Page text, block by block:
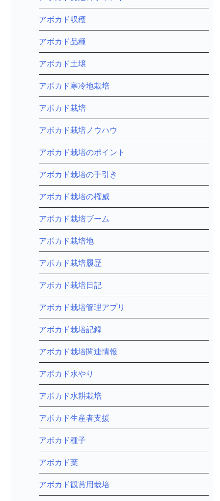
アボカド収穫
アボカド品種
アボカド土壌
アボカド寒冷地栽培
アボカド栽培
アボカド栽培ノウハウ
アボカド栽培のポイント
アボカド栽培の手引き
アボカド栽培の権威
アボカド栽培ブーム
アボカド栽培地
アボカド栽培履歴
アボカド栽培日記
アボカド栽培管理アプリ
アボカド栽培記録
アボカド栽培関連情報
アボカド水やり
アボカド水耕栽培
アボカド生産者支援
アボカド種子
アボカド葉
アボカド観賞用栽培